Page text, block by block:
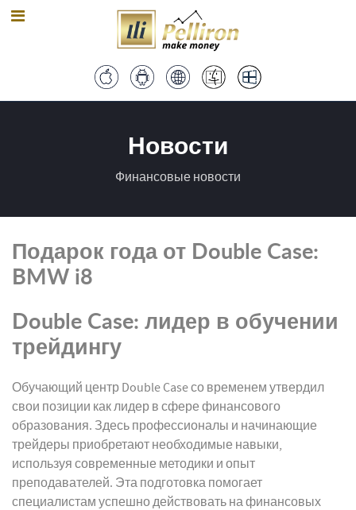
Новости
Финансовые новости
Подарок года от Double Case:
BMW i8
Double Case: лидер в обучении
трейдингу
Обучающий центр Double Case со временем утвердил
свои позиции как лидер в сфере финансового
образования. Здесь профессионалы и начинающие
трейдеры приобретают необходимые навыки,
используя современные методики и опыт
преподавателей. Эта подготовка помогает
специалистам успешно действовать на финансовых